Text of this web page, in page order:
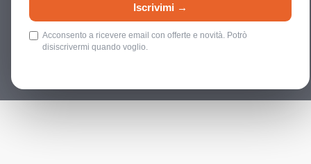
Iscrivimi →
Acconsento a ricevere email con offerte e novità. Potrò
disiscrivermi quando voglio.